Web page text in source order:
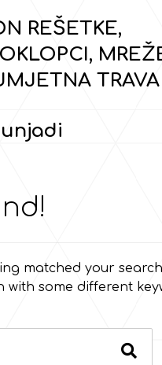
REŠETKE,
TRAVA
matched your
with some different